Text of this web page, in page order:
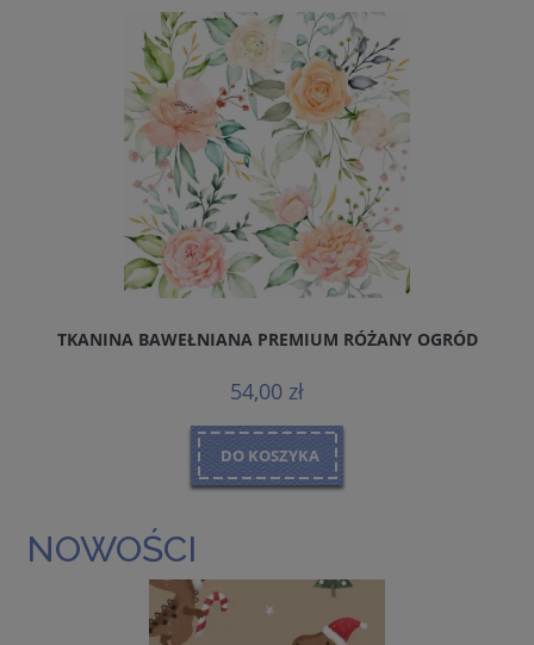
TKANINA BAWEŁNIANA PREMIUM RÓŻANY OGRÓD
54,00 zł
DO KOSZYKA
NOWOŚCI